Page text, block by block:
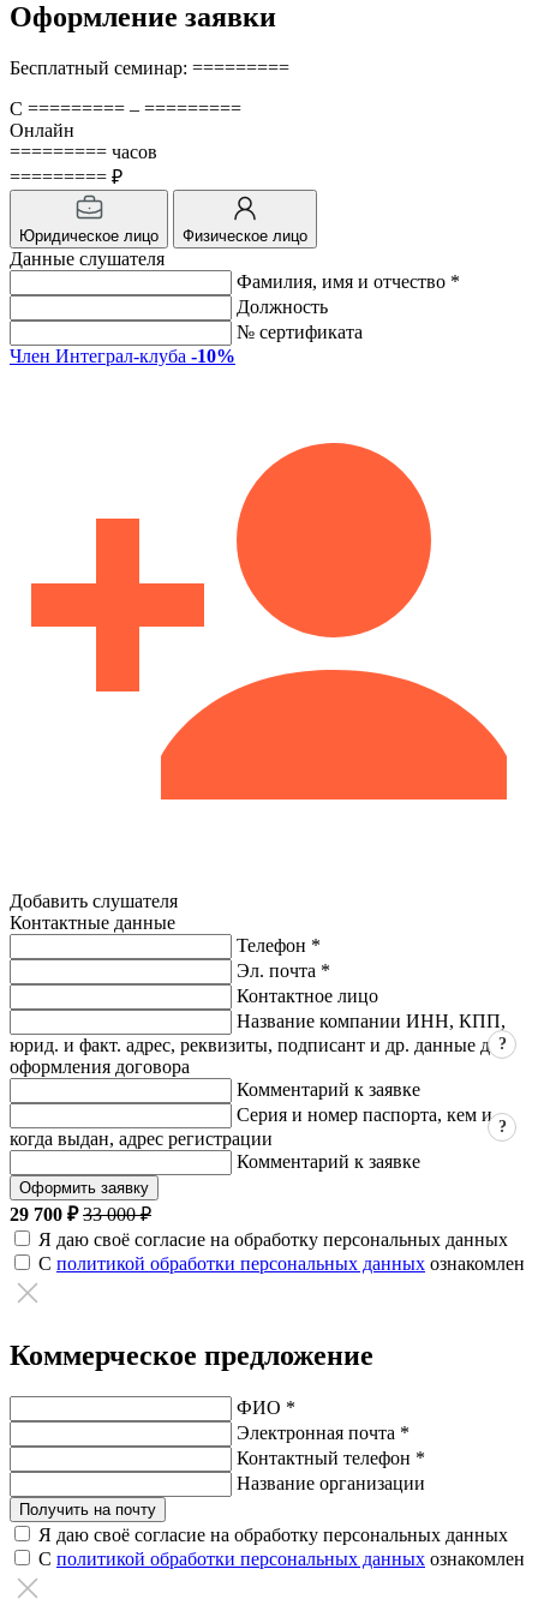
Оформление заявки
Бесплатный семинар: =========
С ========= – =========
Онлайн
========= часов
========= ₽
Юридическое лицо Физическое лицо
Данные слушателя
Фамилия, имя и отчество *
Должность
№ сертификата
Член Интеграл-клуба -10%
Добавить слушателя
Контактные данные
Телефон *
Эл. почта *
Контактное лицо
Название компании ИНН, КПП,
юрид. и факт. адрес, реквизиты, подписант и др. данные для
оформления договора
?
Комментарий к заявке
Серия и номер паспорта, кем и
когда выдан, адрес регистрации
?
Комментарий к заявке
Оформить заявку
29 700 ₽ 33 000 ₽
Я даю своё согласие на обработку персональных данных
С политикой обработки персональных данных ознакомлен
Коммерческое предложение
ФИО *
Электронная почта *
Контактный телефон *
Название организации
Получить на почту
Я даю своё согласие на обработку персональных данных
С политикой обработки персональных данных ознакомлен